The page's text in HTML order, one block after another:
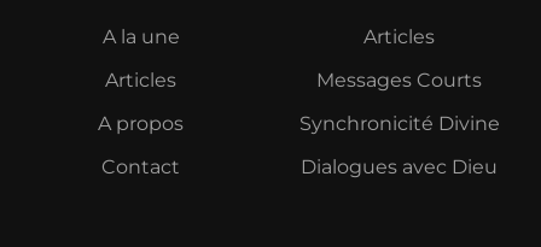
A la une
Articles
A propos
Contact
Articles
Messages Courts
Synchronicité Divine
Dialogues avec Dieu